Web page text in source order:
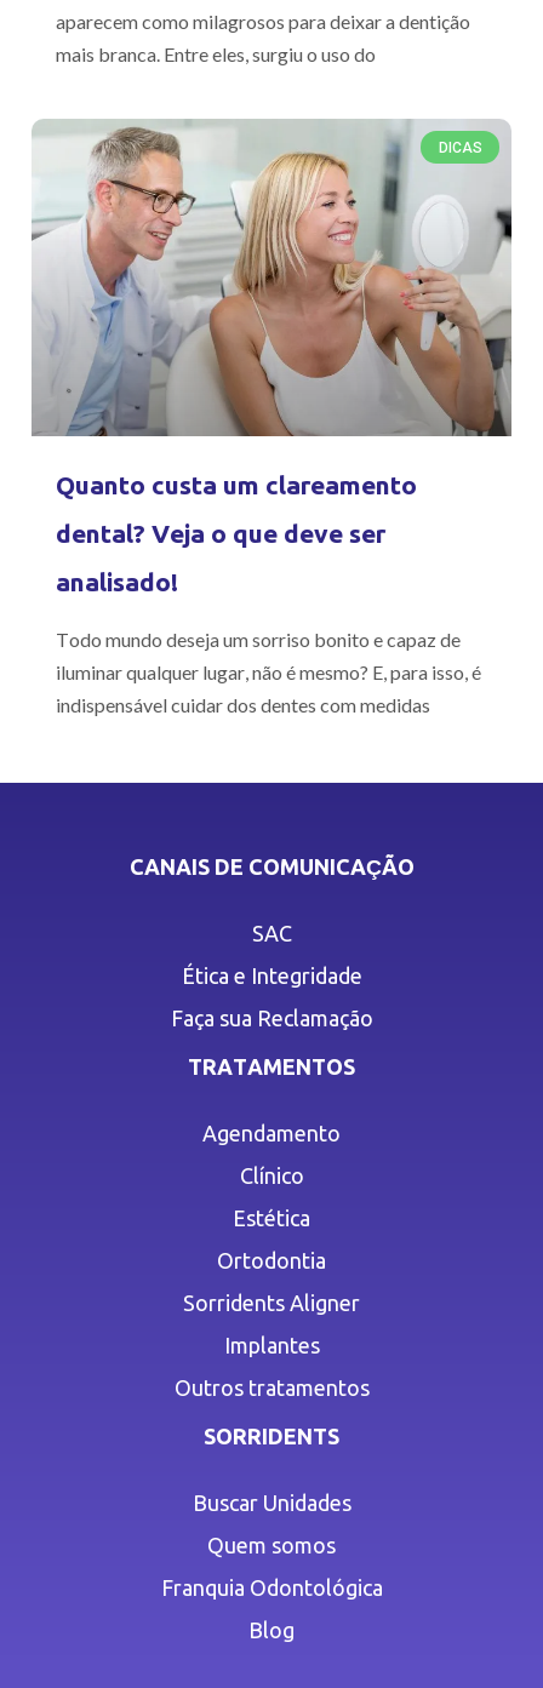
aparecem como milagrosos para deixar a dentição
mais branca. Entre eles, surgiu o uso do
DICAS
Quanto custa um clareamento
dental? Veja o que deve ser
analisado!
Todo mundo deseja um sorriso bonito e capaz de
iluminar qualquer lugar, não é mesmo? E, para isso, é
indispensável cuidar dos dentes com medidas
CANAIS DE COMUNICAÇÃO
SAC
Ética e Integridade
Faça sua Reclamação
TRATAMENTOS
Agendamento
Clínico
Estética
Ortodontia
Sorridents Aligner
Implantes
Outros tratamentos
SORRIDENTS
Buscar Unidades
Quem somos
Franquia Odontológica
Blog